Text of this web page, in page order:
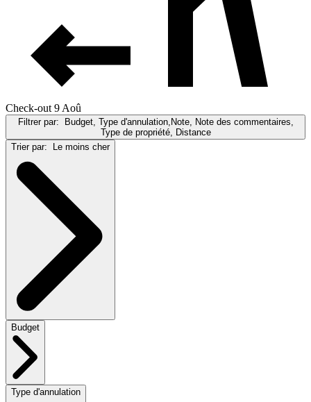
Check-out 9 Aoû
Filtrer par: Budget, Type d'annulation,Note, Note des commentaires,
Type de propriété, Distance
Trier par: Le moins cher
Budget
Type d'annulation